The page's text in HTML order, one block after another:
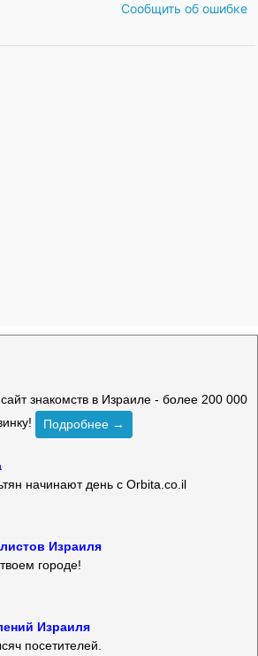
Сообщить об ошибке
знакомств в Израиле - более 200 000
Подробнее →
начинают день с Orbita.co.il
Израиля
городе!
Израиля
посетителей.